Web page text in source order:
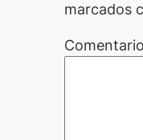
marcados
Comentario